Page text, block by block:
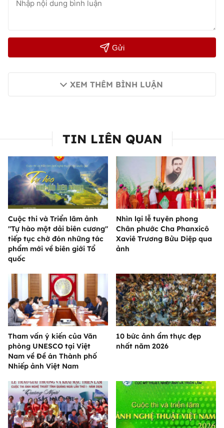
Gửi
XEM THÊM BÌNH LUẬN
TIN LIÊN QUAN
Cuộc thi và Triển lãm ảnh
"Tự hào một dải biên cương"
tiếp tục chờ đón những tác
phẩm mới về biên giới Tổ
quốc
Nhìn lại lễ tuyên phong
Chân phước Cha Phanxicô
Xaviê Trương Bửu Diệp qua
ảnh
Tham vấn ý kiến của Văn
phòng UNESCO tại Việt
Nam về Đề án Thành phố
Nhiếp ảnh Việt Nam
10 bức ảnh ẩm thực đẹp
nhất năm 2026